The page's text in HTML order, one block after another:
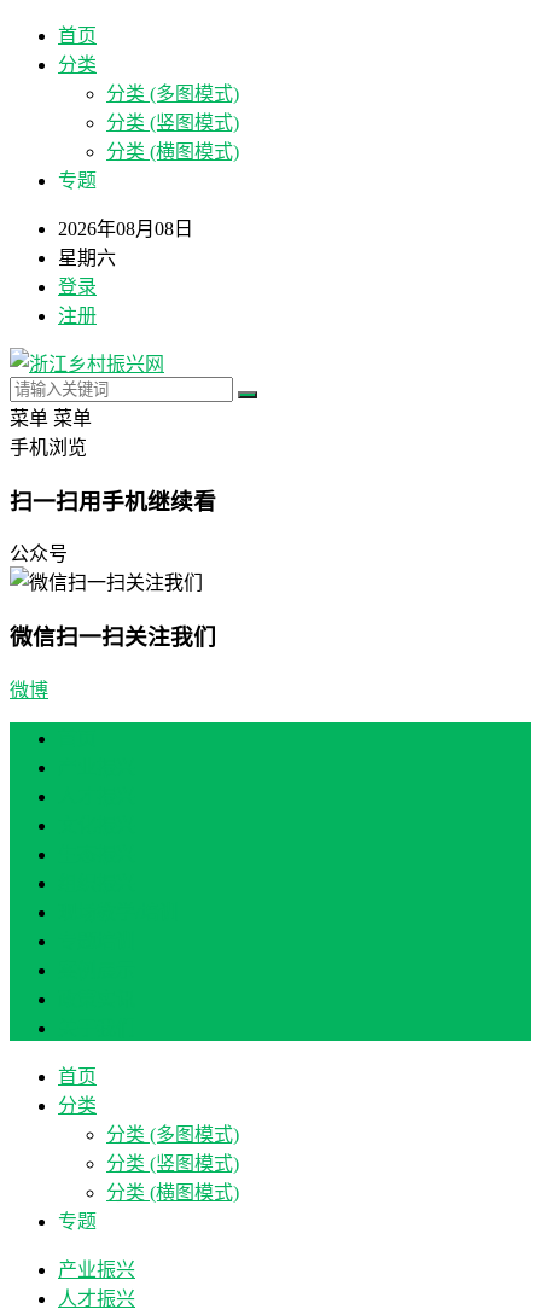
首页
分类
分类 (多图模式)
分类 (竖图模式)
分类 (横图模式)
专题
2026年08月08日
星期六
登录
注册
菜单 菜单
手机浏览
扫一扫用手机继续看
公众号
微信扫一扫关注我们
微博
首页
分类
分类 (多图模式)
分类 (竖图模式)
分类 (横图模式)
专题
产业振兴
人才振兴